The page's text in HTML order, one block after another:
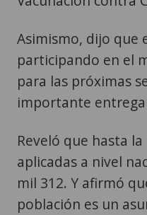
Asimismo, dijo que
participando en el
para las próximas
importante entrega
Reveló que hasta
aplicadas a nivel
mil 312. Y afirmó
población es un